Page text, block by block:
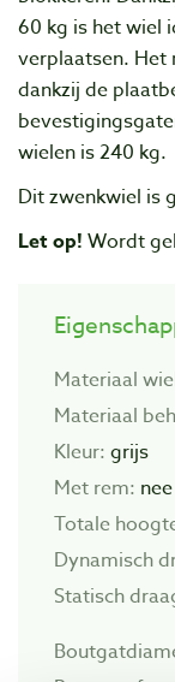
60 kg is het wiel
verplaatsen. Het
dankzij de
wielen is 240 kg.
Dit zwenkwiel is
Let op! Wordt
Materiaal
Materiaal
Kleur: grijs
Met rem: nee
Totale
Dynamisch
Statisch